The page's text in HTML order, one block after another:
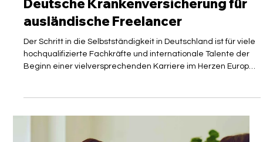
22. Juni
3 Min. Lesezeit
Deutsche Krankenversicherung für
ausländische Freelancer
Der Schritt in die Selbstständigkeit in Deutschland ist für viele